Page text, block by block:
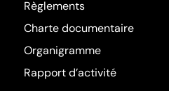
Règlements
Charte documentaire
Organigramme
Rapport d’activité